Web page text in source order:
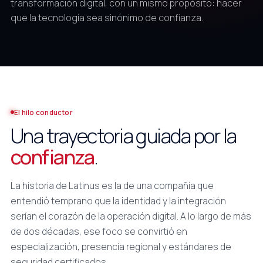
transformación digital, con un mismo propósito: hacer
que la tecnología sea sinónimo de confianza.
El hilo conductor
Una trayectoria guiada por la
confianza.
La historia de Latinus es la de una compañía que
entendió temprano que la identidad y la integración
serían el corazón de la operación digital. A lo largo de más
de dos décadas, ese foco se convirtió en
especialización, presencia regional y estándares de